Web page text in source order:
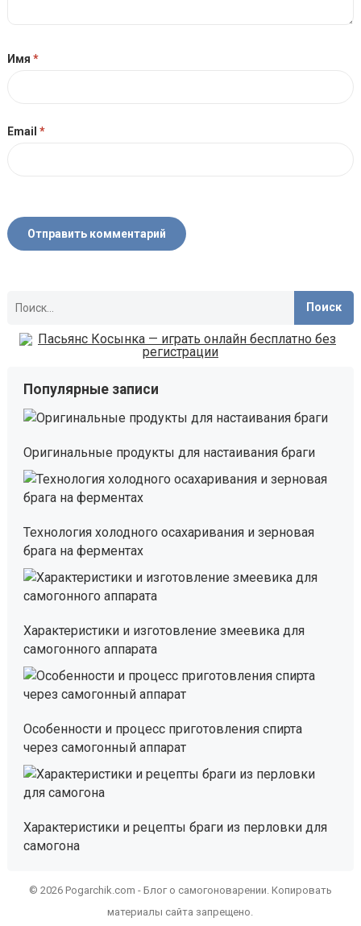
Имя *
Email *
Популярные записи
Оригинальные продукты для настаивания браги
Технология холодного осахаривания и зерновая
брага на ферментах
Характеристики и изготовление змеевика для
самогонного аппарата
Особенности и процесс приготовления спирта
через самогонный аппарат
Характеристики и рецепты браги из перловки для
самогона
© 2026 Pogarchik.com - Блог о самогоноварении. Копировать
материалы сайта запрещено.